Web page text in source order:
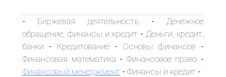
- Биржевая деятельность - Денежное
обращение, финансы и кредит - Деньги, кредит,
банки - Кредитование - Основы финансов -
Финансовая математика - Финансовое право -
Финансовый менеджмент - Финансы и кредит -